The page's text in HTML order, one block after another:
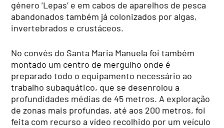
género ‘Lepas’ e em cabos de aparelhos de pesca
abandonados também já colonizados por algas,
invertebrados e crustáceos.
No convés do Santa Maria Manuela foi também
montado um centro de mergulho onde é
preparado todo o equipamento necessário ao
trabalho subaquático, que se desenrolou a
profundidades médias de 45 metros. A exploração
de zonas mais profundas, até aos 200 metros, foi
feita com recurso a vídeo recolhido por um veículo